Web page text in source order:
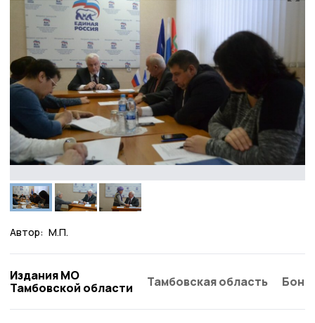
Автор: М.П.
Издания МО
Тамбовской области
Тамбовская область